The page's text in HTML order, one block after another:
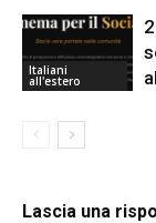
Italiani
all'estero
Lascia una